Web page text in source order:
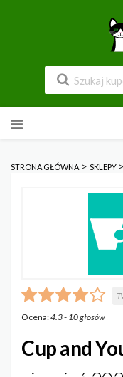
do
STRONA GŁÓWNA > SKLEPY >
Ocena:4.3- 10głosów
Cup and